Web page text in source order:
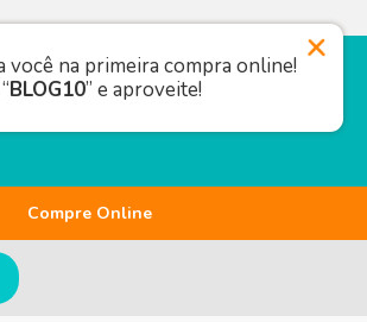
Compre Online
você na primeira compra online!
BLOG10” e aproveite!